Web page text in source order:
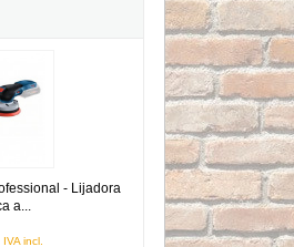
de 125mm
- Lijadora
a...
IVA incl.
- Lijadora excéntrica a